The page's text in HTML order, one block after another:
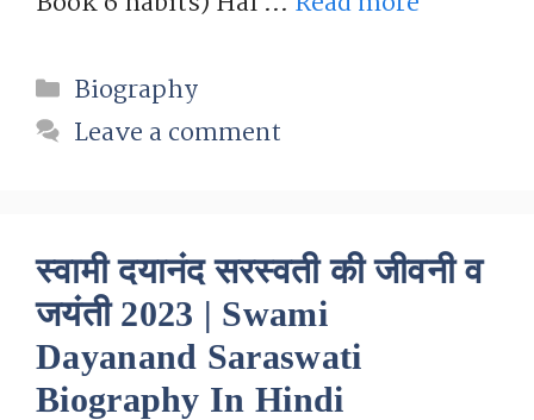
Categories
Biography
Leave a comment
स्वामी दयानंद सरस्वती की जीवनी व
जयंती 2023 | Swami
Dayanand Saraswati
Biography In Hindi